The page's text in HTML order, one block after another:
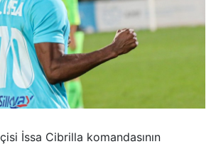
İssa Cibrilla komandasının